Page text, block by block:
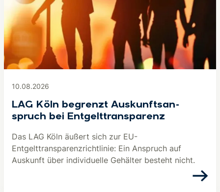
10.08.2026
LAG Köln begrenzt Aus­kunfts­an­
spruch bei Ent­gelt­trans­pa­renz
Das LAG Köln äußert sich zur EU-
Entgelttransparenzrichtlinie: Ein Anspruch auf
Auskunft über individuelle Gehälter besteht nicht.